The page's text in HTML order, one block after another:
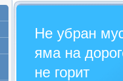
Не убран
яма на
не горит